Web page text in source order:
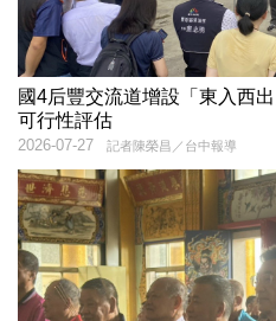
國4后豐交流道增設「東入西
可行性評估
記者陳榮昌／台中報導
2026-07-27